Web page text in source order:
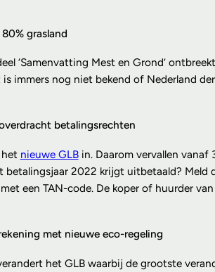
grasland
‘Samenvatting Mest en Grond’
is immers nog niet bekend of Nederland
betalingsrechten
nieuwe GLBin. Daarom vervallen vanaf
betalingsjaar 2022 krijgt uitbetaald? Meld
een TAN-code. De koper of huurder
met nieuwe eco-regeling
het GLB waarbij de grootste